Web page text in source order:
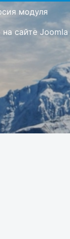
модуля
сайте Joomla